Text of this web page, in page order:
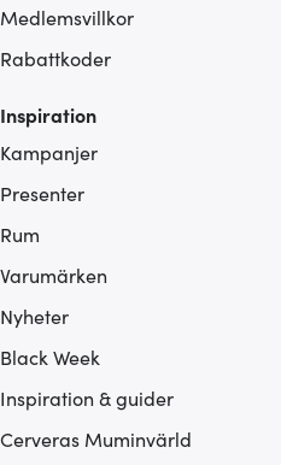
Medlemsvillkor
Rabattkoder
Inspiration
Kampanjer
Presenter
Rum
Varumärken
Nyheter
Black Week
Inspiration & guider
Cerveras Muminvärld